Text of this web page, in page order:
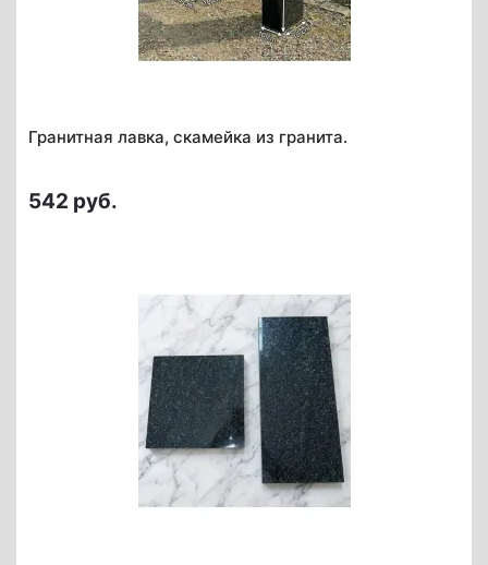
Гранитная лавка, скамейка из гранита.
542 руб.